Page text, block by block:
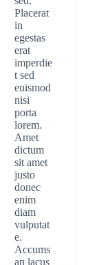
Placerat
in
egestas
erat
imperdie
t sed
euismod
nisi
porta
lorem.
Amet
dictum
sit amet
justo
donec
enim
diam
vulputat
e.
Accums
an lacus